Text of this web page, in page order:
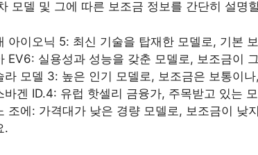
모델 및 그에 따른 보조금 정보를 간단히 설명
아이오닉 5: 최신 기술을 탑재한 모델로, 기본
EV6: 실용성과 성능을 갖춘 모델로, 보조금이
라 모델 3: 높은 인기 모델로, 보조금은 보통이
바겐 ID.4: 유럽 핫셀리 금융가, 주목받고 있는
조에: 가격대가 낮은 경량 모델로, 보조금이 낮
.